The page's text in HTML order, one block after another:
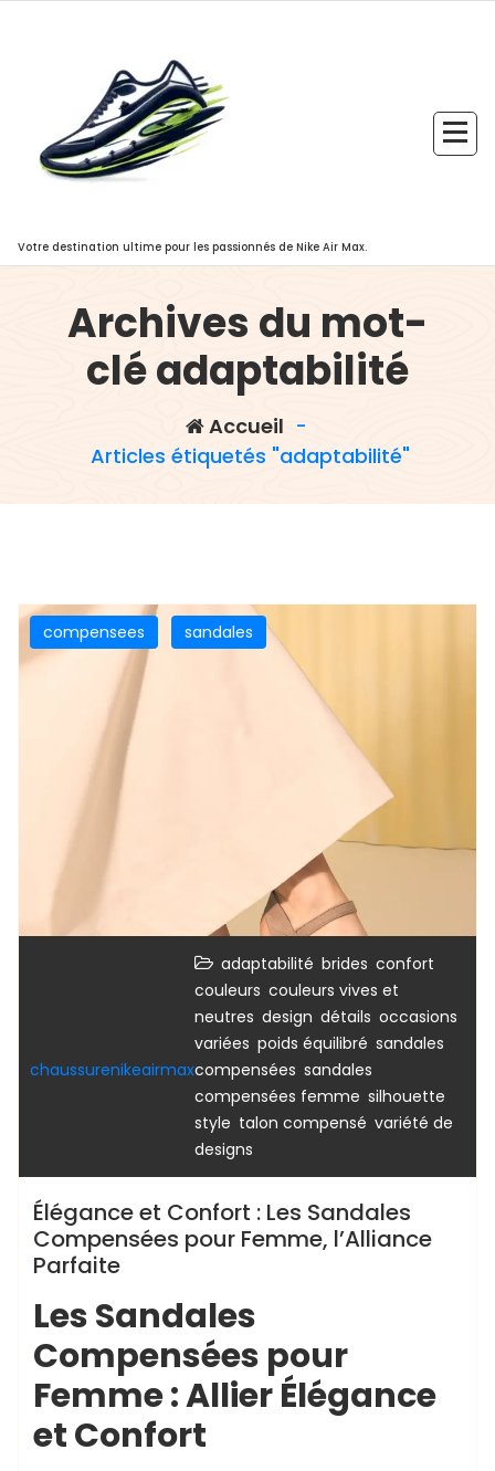
Votre destination ultime pour les passionnés de Nike Air Max.
Archives du mot-
clé adaptabilité
Accueil -
Articles étiquetés "adaptabilité"
compensees sandales
chaussurenikeairmax
adaptabilité brides confort
couleurs couleurs vives et
neutres design détails occasions
variées poids équilibré sandales
compensées sandales
compensées femme silhouette
style talon compensé variété de
designs
Élégance et Confort : Les Sandales
Compensées pour Femme, l’Alliance
Parfaite
Les Sandales
Compensées pour
Femme : Allier Élégance
et Confort